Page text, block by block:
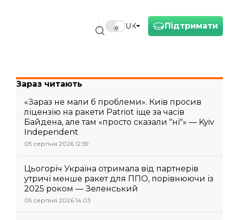
Підтримати
UK
Зараз читають
«Зараз не мали б проблеми». Київ просив
ліцензію на ракети Patriot іще за часів
Байдена, але там «просто сказали "ні"» — Kyiv
Independent
05 серпня 2026 12:59
Цьогоріч Україна отримала від партнерів
утричі менше ракет для ППО, порівнюючи із
2025 роком — Зеленський
05 серпня 2026 14:03